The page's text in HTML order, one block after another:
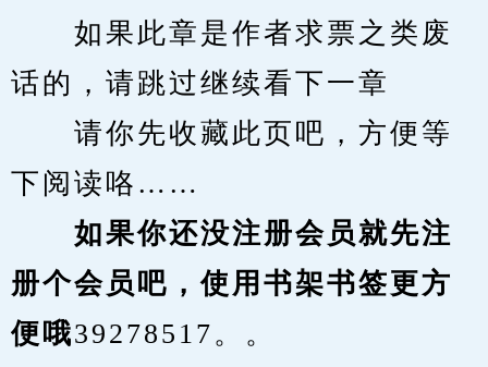
如果此章是作者求票之类废
话的，请跳过继续看下一章
请你先收藏此页吧，方便等
下阅读咯……
如果你还没注册会员就先注
册个会员吧，使用书架书签更方
便哦39278517。。